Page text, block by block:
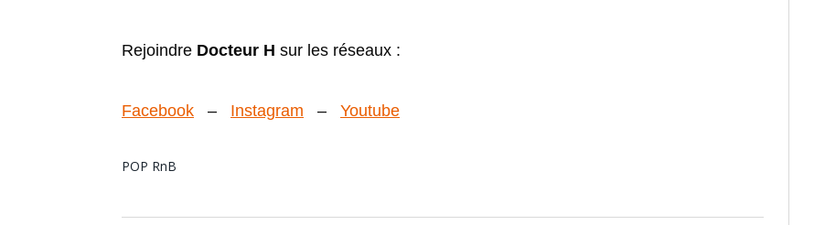
Rejoindre Docteur H sur les réseaux :
Facebook – Instagram – Youtube
POP RnB